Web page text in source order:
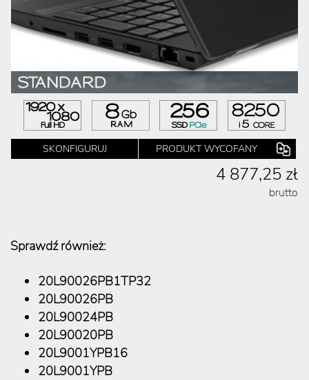
SKONFIGURUJ PRODUKT WYCOFANY
4 877,25 zł
brutto
Sprawdź również:
20L90026PB1TP32
20L90026PB
20L90024PB
20L90020PB
20L9001YPB16
20L9001YPB